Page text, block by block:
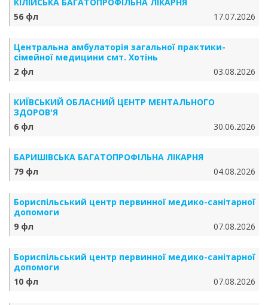
56 фл
17.07.2026
Центральна амбулаторія загальної практики-
сімейної медицини смт. Хотінь
2 фл
03.08.2026
КИЇВСЬКИЙ ОБЛАСНИЙ ЦЕНТР МЕНТАЛЬНОГО
ЗДОРОВ'Я
6 фл
30.06.2026
БАРИШІВСЬКА БАГАТОПРОФІЛЬНА ЛІКАРНЯ
79 фл
04.08.2026
Бориспільський центр первинної медико-санітарної
допомоги
9 фл
07.08.2026
Бориспільський центр первинної медико-санітарної
допомоги
10 фл
07.08.2026